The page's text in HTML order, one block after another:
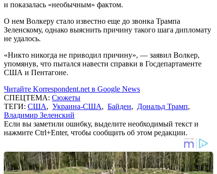
и показалась «необычным» фактом.
О нем Волкеру стало известно еще до звонка Трампа
Зеленскому, однако выяснить причину такого шага дипломату
не удалось.
«Никто никогда не приводил причину», — заявил Волкер,
упомянув, что пытался навести справки в Госдепартаменте
США и Пентагоне.
Читайте Korrespondent.net в Google News
СПЕЦТЕМА: Сюжеты
ТЕГИ: США, Украина-США, Байден, Дональд Трамп,
Владимир Зеленский
Если вы заметили ошибку, выделите необходимый текст и
нажмите Ctrl+Enter, чтобы сообщить об этом редакции.